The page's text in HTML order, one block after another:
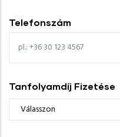
Telefonszám
Tanfolyamdíj Fizetése